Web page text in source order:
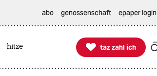
abo genossenschaft epaper login
hitze 
taz zahl ich
taz zahl ich